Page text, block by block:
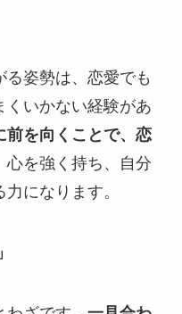
姿勢は、恋愛でも
くいかない経験があ
前を向くことで、恋
心を強く持ち、自分
になります。